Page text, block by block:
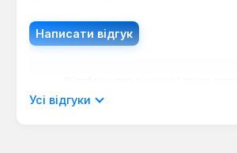
Написати відгук
мовою.
Усі відгуки